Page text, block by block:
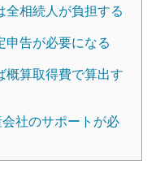
相続人が負担する
告が必要になる
概算取得費で算出す
社のサポートが必